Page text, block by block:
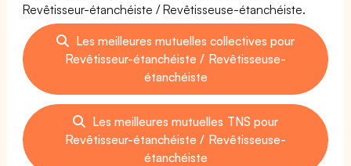
Revêtisseur-étanchéiste / Revêtisseuse-étanchéiste.
Les meilleures mutuelles collectives pour
Revêtisseur-étanchéiste / Revêtisseuse-
étanchéiste
Les meilleures mutuelles TNS pour
Revêtisseur-étanchéiste / Revêtisseuse-
étanchéiste